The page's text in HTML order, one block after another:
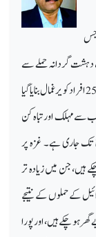
جس
دہشت گردانہ حملے سے
بھڑکی تھی، جس میں تقریباً 1200 افراد ہلاک ہوئے تھے، اور 251 افراد کو یرغمال بنایا گیا
سے مہلک اور تباہ کن
تک جاری ہے۔ غزہ پر
فلسطینی ہلاک ہو چکے ہیں، جن میں زیادہ تر
100,000 زخمی ہیں۔ اسرائیل کے حملوں کے نتیجے
زیادہ لوگ بے گھر ہو چکے ہیں، اور پورا